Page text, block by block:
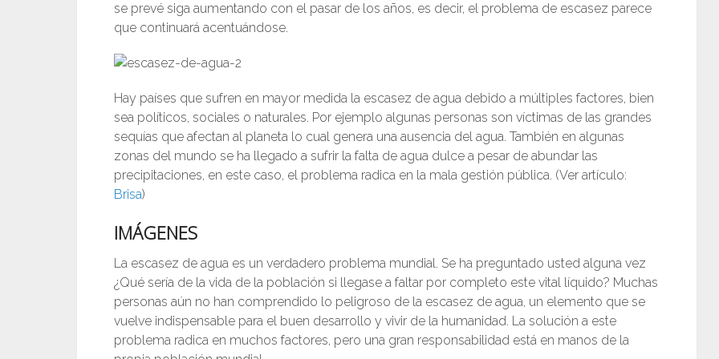
se prevé siga aumentando con el pasar de los años, es decir, el problema de escasez parece
que continuará acentuándose.
Hay países que sufren en mayor medida la escasez de agua debido a múltiples factores, bien
sea políticos, sociales o naturales. Por ejemplo algunas personas son víctimas de las grandes
sequías que afectan al planeta lo cual genera una ausencia del agua. También en algunas
zonas del mundo se ha llegado a sufrir la falta de agua dulce a pesar de abundar las
precipitaciones, en este caso, el problema radica en la mala gestión pública. (Ver artículo:
Brisa)
IMÁGENES
La escasez de agua es un verdadero problema mundial. Se ha preguntado usted alguna vez
¿Qué sería de la vida de la población si llegase a faltar por completo este vital líquido? Muchas
personas aún no han comprendido lo peligroso de la escasez de agua, un elemento que se
vuelve indispensable para el buen desarrollo y vivir de la humanidad. La solución a este
problema radica en muchos factores, pero una gran responsabilidad está en manos de la